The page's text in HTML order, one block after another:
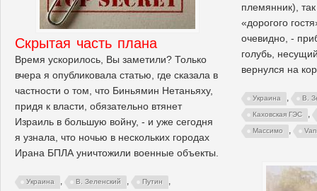
племянник),
«дорогого
очевидно, -
голубь,
вернулся на
Украина , В.
Каховская ГЭС ,
Массимо ,
Скрытая часть плана
Время ускорилось, Вы заметили? Только
вчера я опубликовала статью, где сказала в
частности о том, что Биньямин Нетаньяху,
придя к власти, обязательно втянет
Израиль в большую войну, - и уже сегодня
я узнала, что ночью в нескольких городах
Ирана БПЛА уничтожили военные объекты.
Украина , В. Зеленский , Путин ,